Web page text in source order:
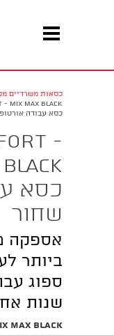
כסאות משרדיים
MIX MAX bLACK
כסא עבודה
-
כסא
שחור
אספקה
ביותר
שנות
bLACK